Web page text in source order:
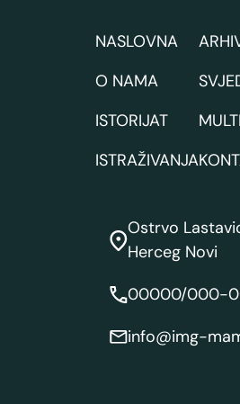
NASLOVNA
O NAMA
ISTORIJAT
ISTRAŽIVANJA
Ostrvo
Herceg Novi
00000/000-
info@img-